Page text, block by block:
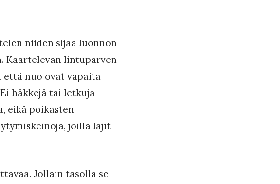
niiden sijaa luonnon
Kaartelevan lintuparven
nuo ovat vapaita
häkkejä tai letkuja
eikä poikasten
joilla lajit
Jollain tasolla se